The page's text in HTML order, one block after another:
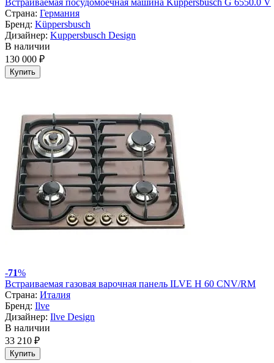
Встраиваемая посудомоечная машина Kuppersbusch G 6550.0 V
Страна: Германия
Бренд: Küppersbusch
Дизайнер: Kuppersbusch Design
В наличии
130 000 ₽
Купить
-71%
Встраиваемая газовая варочная панель ILVE H 60 CNV/RM
Страна: Италия
Бренд: Ilve
Дизайнер: Ilve Design
В наличии
33 210 ₽
Купить